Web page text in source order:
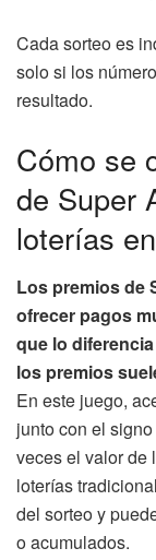
Cada sorteo es
solo si los
resultado.
Cómo se
de Super
loterías
Los premios de
ofrecer pagos
que lo
los premios
En este juego,
junto con el
veces el valor de
loterías
del sorteo y
o acumulados.